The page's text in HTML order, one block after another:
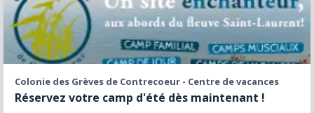
Les amateurs de cyclisme profitent du réseau
cyclable qui relie plusieurs municipalités et
permet de découvrir la région à son rythme.
Les espaces naturels, les parcs riverains et les
zones protégées offrent également plusieurs
possibilités de randonnée et d’observation de
favoris
Colonie des Grèves de Contrecoeur - Centre de vacances
Réservez votre camp d'été dès maintenant !